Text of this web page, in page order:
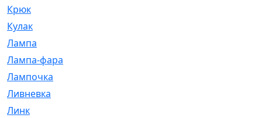
Крюк
Кулак
Лампа
Лампа-фара
Лампочка
Ливневка
Линк